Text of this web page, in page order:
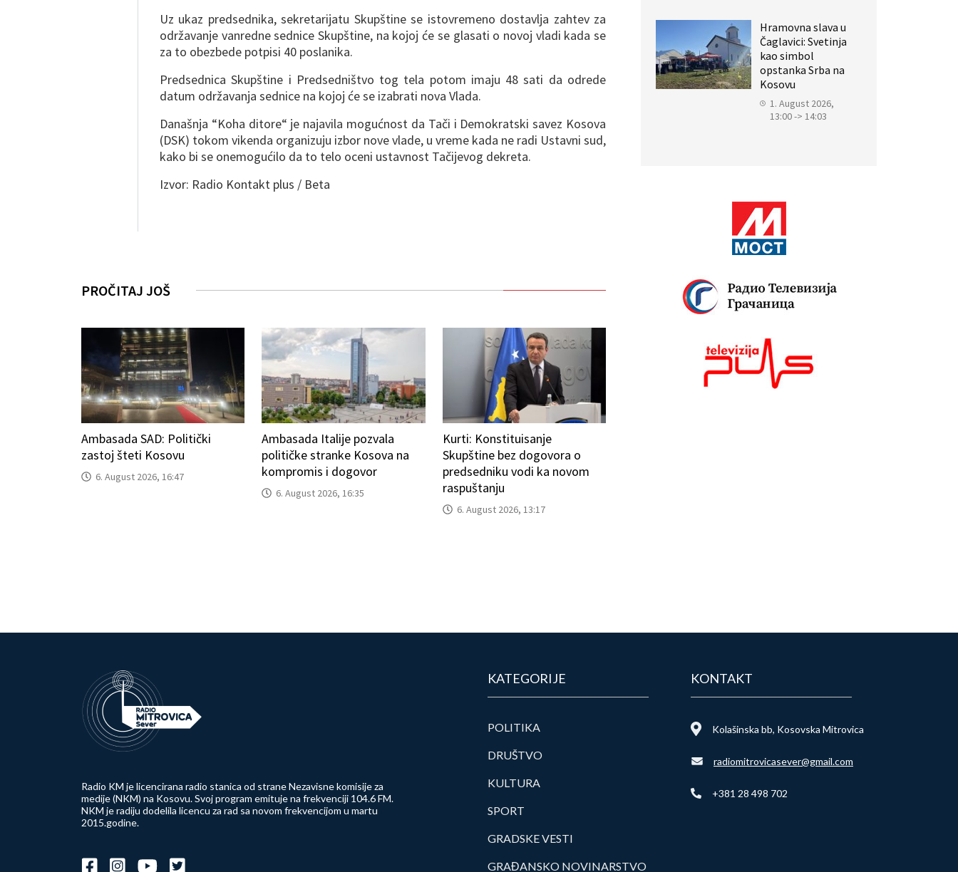
Uz ukaz predsednika, sekretarijatu Skupštine se istovremeno dostavlja zahtev za
održavanje vanredne sednice Skupštine, na kojoj će se glasati o novoj vladi kada se
za to obezbede potpisi 40 poslanika.
Predsednica Skupštine i Predsedništvo tog tela potom imaju 48 sati da odrede
datum održavanja sednice na kojoj će se izabrati nova Vlada.
Današnja “Koha ditore“ je najavila mogućnost da Tači i Demokratski savez Kosova
(DSK) tokom vikenda organizuju izbor nove vlade, u vreme kada ne radi Ustavni sud,
kako bi se onemogućilo da to telo oceni ustavnost Tačijevog dekreta.
Izvor: Radio Kontakt plus / Beta
PROČITAJ JOŠ
Ambasada SAD: Politički
zastoj šteti Kosovu
6. August 2026, 16:47
Ambasada Italije pozvala
političke stranke Kosova na
kompromis i dogovor
6. August 2026, 16:35
Kurti: Konstituisanje
Skupštine bez dogovora o
predsedniku vodi ka novom
raspuštanju
6. August 2026, 13:17
Hramovna slava u
Čaglavici: Svetinja
kao simbol
opstanka Srba na
Kosovu
1. August 2026,
13:00 -> 14:03
Radio KM je licencirana radio stanica od strane Nezavisne komisije za
medije (NKM) na Kosovu. Svoj program emituje na frekvenciji 104.6 FM.
NKM je radiju dodelila licencu za rad sa novom frekvencijom u martu
2015.godine.
KATEGORIJE
POLITIKA
DRUŠTVO
KULTURA
SPORT
GRADSKE VESTI
GRAĐANSKO NOVINARSTVO
KONTAKT
Kolašinska bb, Kosovska Mitrovica
radiomitrovicasever@gmail.com
+381 28 498 702